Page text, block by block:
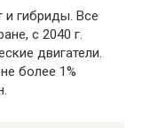
и гибриды. Все
с 2040 г.
двигатели.
более 1%